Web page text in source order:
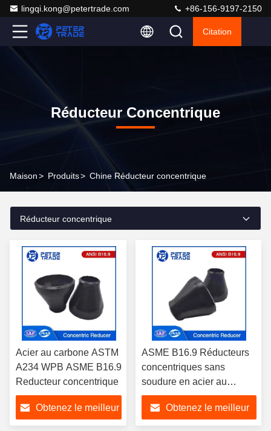
lingqi.kong@petertrade.com +86-156-9197-2150
Citation
Réducteur Concentrique
Maison> Produits> Chine Réducteur concentrique
Réducteur concentrique
Acier au carbone ASTM
A234 WPB ASME B16.9
Reducteur concentrique
Obtenez le meilleur
ASME B16.9 Réducteurs
concentriques sans
soudure en acier au
carbone ASTM A420
WPL6 WPL9 pour
l'industrie chimique et
Obtenez le meilleur